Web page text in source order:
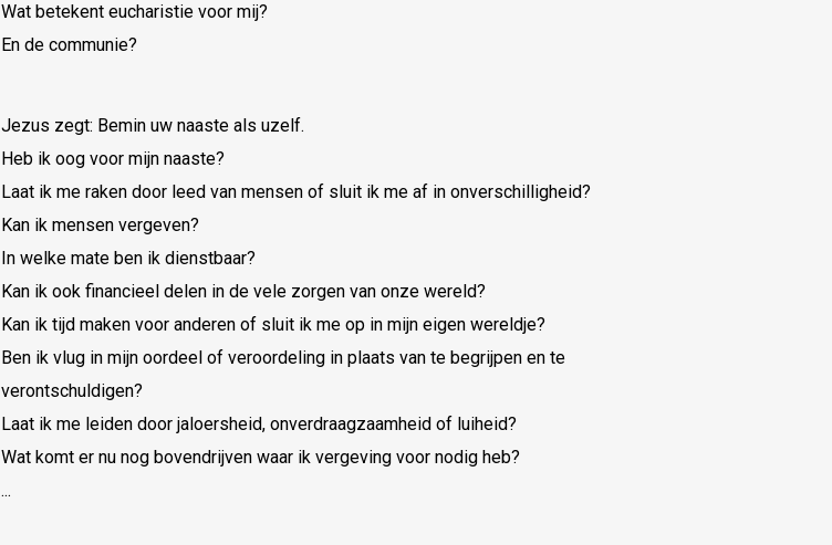
Wat betekent eucharistie voor mij?
En de communie?
Jezus zegt: Bemin uw naaste als uzelf.
Heb ik oog voor mijn naaste?
Laat ik me raken door leed van mensen of sluit ik me af in onverschilligheid?
Kan ik mensen vergeven?
In welke mate ben ik dienstbaar?
Kan ik ook financieel delen in de vele zorgen van onze wereld?
Kan ik tijd maken voor anderen of sluit ik me op in mijn eigen wereldje?
Ben ik vlug in mijn oordeel of veroordeling in plaats van te begrijpen en te
verontschuldigen?
Laat ik me leiden door jaloersheid, onverdraagzaamheid of luiheid?
Wat komt er nu nog bovendrijven waar ik vergeving voor nodig heb?
...